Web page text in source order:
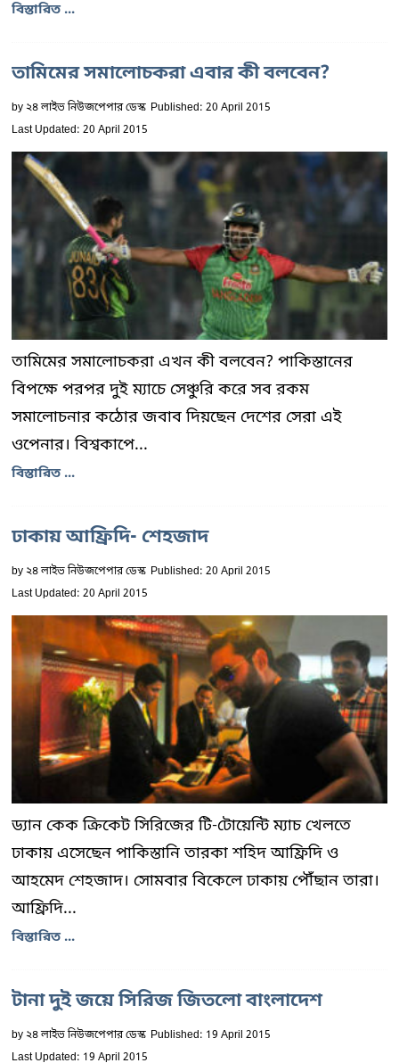
বিস্তারিত ...
তামিমের সমালোচকরা এবার কী বলবেন?
by২৪ লাইভ নিউজপেপার ডেস্ক Published: 20 April 2015
Last Updated: 20 April 2015
তামিমের সমালোচকরা এখন কী বলবেন? পাকিস্তানের
বিপক্ষে পরপর দুই ম্যাচে সেঞ্চুরি করে সব রকম
সমালোচনার কঠোর জবাব দিয়ছেন দেশের সেরা এই
ওপেনার। বিশ্বকাপে...
বিস্তারিত ...
ঢাকায় আফ্রিদি- শেহজাদ
by২৪ লাইভ নিউজপেপার ডেস্ক Published: 20 April 2015
Last Updated: 20 April 2015
ড্যান কেক ক্রিকেট সিরিজের টি-টোয়েন্টি ম্যাচ খেলতে
ঢাকায় এসেছেন পাকিস্তানি তারকা শহিদ আফ্রিদি ও
আহমেদ শেহজাদ। সোমবার বিকেলে ঢাকায় পৌঁছান তারা।
আফ্রিদি...
বিস্তারিত ...
টানা দুই জয়ে সিরিজ জিতলো বাংলাদেশ
by২৪ লাইভ নিউজপেপার ডেস্ক Published: 19 April 2015
Last Updated: 19 April 2015